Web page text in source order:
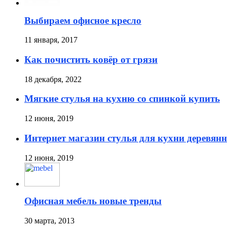
Выбираем офисное кресло
11 января, 2017
Как почистить ковёр от грязи
18 декабря, 2022
Мягкие стулья на кухню со спинкой купить
12 июня, 2019
Интернет магазин стулья для кухни
12 июня, 2019
Офисная мебель новые тренды
30 марта, 2013